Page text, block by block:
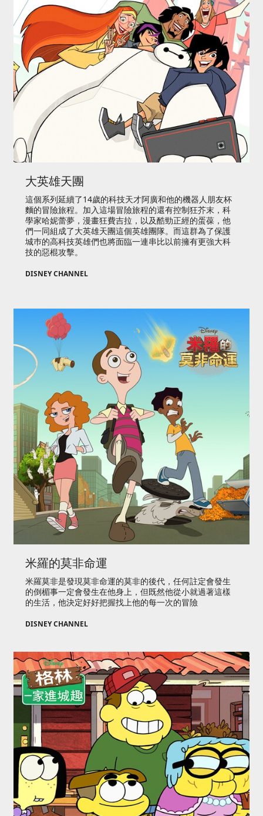
大英雄天團
這個系列延續了14歲的科技天才阿廣和他的機器人朋友杯
麵的冒險旅程。加入這場冒險旅程的還有控制狂芥末，科
學家哈妮蕾夢，漫畫狂費吉拉，以及酷勁正經的蛋葆，他
們一同組成了大英雄天團這個英雄團隊。而這群為了保護
城巿的高科技英雄們也將面臨一連串比以前擁有更強大科
技的惡棍攻擊。
DISNEY CHANNEL
米羅的莫非命運
米羅莫非是發現莫非命運的莫非的後代，任何註定會發生
的倒楣事一定會發生在他身上，但既然他從小就過著這樣
的生活，他決定好好把握找上他的每一次的冒險
DISNEY CHANNEL